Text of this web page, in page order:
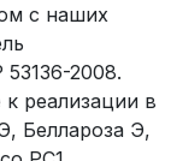
с наших
2008.
реализации в
Беллароза Э,